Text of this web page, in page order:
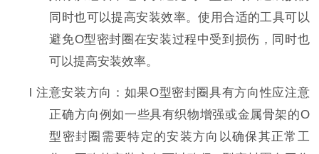
同时也可以提高安装效率。使用合适的工具可以
避免O型密封圈在安装过程中受到损伤，同时也
可以提高安装效率。
l注意安装方向：如果O型密封圈具有方向性应注意
正确方向例如一些具有织物增强或金属骨架的O
型密封圈需要特定的安装方向以确保其正常工